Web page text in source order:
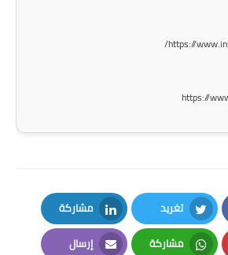
https://
https://
تغريد
Twitter
مشاركة
LinkedIn
مشاركة إرسال